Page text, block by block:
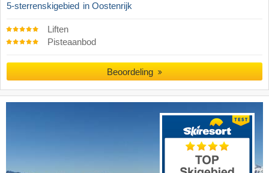
5-sterrenskigebied in Oostenrijk
Liften
Pisteaanbod
Beoordeling